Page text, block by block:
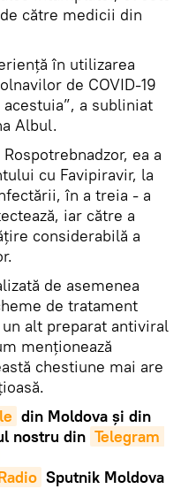
către medicii din
în utilizarea
de COVID-19
a subliniat
Albul.
ea a
cu Favipiravir, la
în a treia - a
iar către a
considerabilă a
de asemenea
de tratament
alt preparat antiviral
menționează
chestiune mai are
din Moldova și din
nostru din Telegram
Sputnik Moldova